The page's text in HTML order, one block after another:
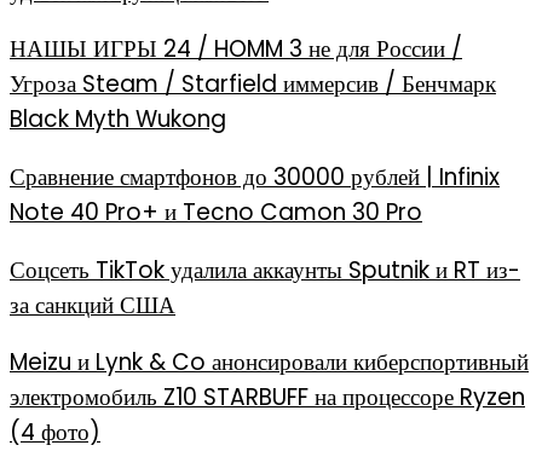
НАШЫ ИГРЫ 24 / HOMM 3 не для России /
Угроза Steam / Starfield иммерсив / Бенчмарк
Black Myth Wukong
Сравнение смартфонов до 30000 рублей | Infinix
Note 40 Pro+ и Tecno Camon 30 Pro
Соцсеть TikTok удалила аккаунты Sputnik и RT из-
за санкций США
Meizu и Lynk & Co анонсировали киберспортивный
электромобиль Z10 STARBUFF на процессоре Ryzen
(4 фото)